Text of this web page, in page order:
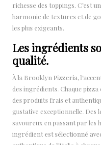
richesse des toppings. C’est
harmonie de textures et de
les plus exigeants.
Les ingrédients
qualité.
À la Brooklyn Pizzeria,
des ingrédients. Chaque
des produits frais et
gustative exceptionnelle.
savoureux en passant par les
ingrédient est sélectionné